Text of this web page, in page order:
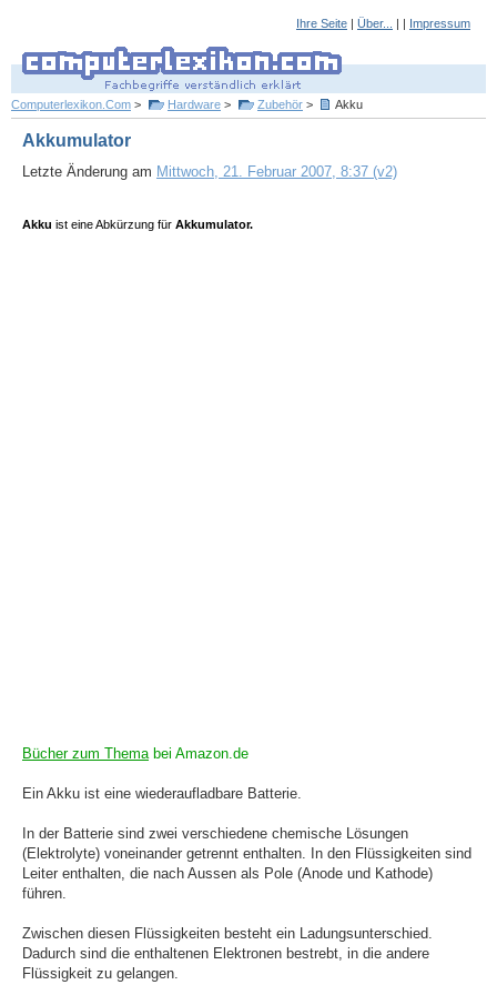
Ihre Seite | Über... | | Impressum
Computerlexikon.Com > Hardware > Zubehör > Akku
Akkumulator
Letzte Änderung am Mittwoch, 21. Februar 2007, 8:37 (v2)
Akku ist eine Abkürzung für Akkumulator.
Bücher zum Themabei Amazon.de
Ein Akku ist eine wiederaufladbare Batterie.
In der Batterie sind zwei verschiedene chemische Lösungen
(Elektrolyte) voneinander getrennt enthalten. In den Flüssigkeiten sind
Leiter enthalten, die nach Aussen als Pole (Anode und Kathode)
führen.
Zwischen diesen Flüssigkeiten besteht ein Ladungsunterschied.
Dadurch sind die enthaltenen Elektronen bestrebt, in die andere
Flüssigkeit zu gelangen.